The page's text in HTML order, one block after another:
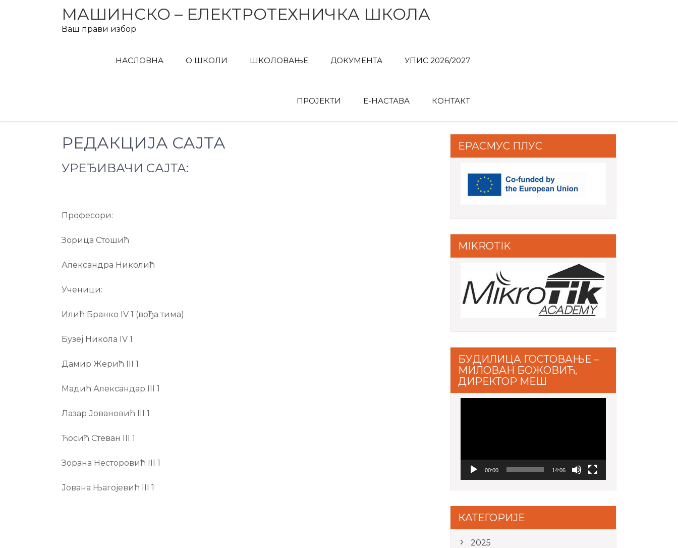
МАШИНСКО – ЕЛЕКТРОТЕХНИЧКА ШКОЛА
Ваш прави избор
НАСЛОВНА О ШКОЛИ ШКОЛОВАЊЕ ДОКУМЕНТА УПИС 2026/2027
ПРОЈЕКТИ Е-НАСТАВА КОНТАКТ
РЕДАКЦИЈА САЈТА
УРЕЂИВАЧИ САЈТА:
Професори:
Зорица Стошић
Александра Николић
Ученици:
Илић Бранко IV 1 (вођа тима)
Бузеј Никола IV 1
Дамир Жерић III 1
Мадић Александар III 1
Лазар Јовановић III 1
Ћосић Стеван III 1
Зорана Несторовић III 1
Јована Њагојевић III 1
ЕРАСМУС ПЛУС
MIKROTIK
БУДИЛИЦА ГОСТОВАЊЕ –
МИЛОВАН БОЖОВИЋ,
ДИРЕКТОР МЕШ
00:00 14:06
КАТЕГОРИЈЕ
2025